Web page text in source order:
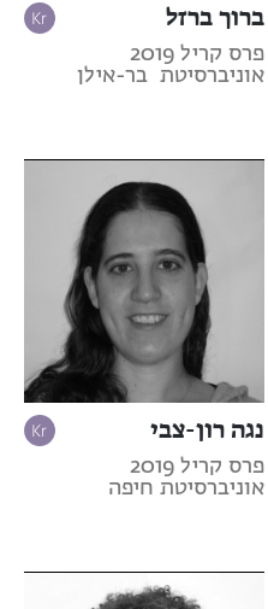
ברוך ברזל
פרס קריל 2019
אוניברסיטת בר-אילן
נגה רון-צבי
פרס קריל 2019
אוניברסיטת חיפה